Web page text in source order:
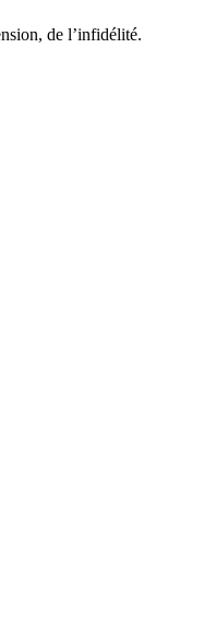
de l’infidélité.